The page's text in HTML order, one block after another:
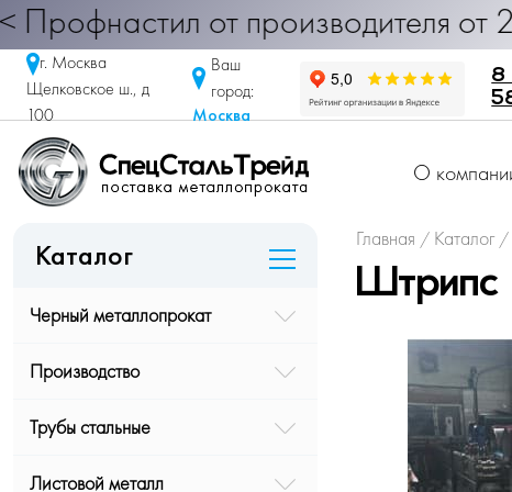
от производителя от 290
г. Москва
Щелковское ш., д
100
Ваш
город:
Москва
8
О
Каталог
Черный металлопрокат
Производство
Трубы стальные
Листовой металл
Главная / Каталог /
Штрипс